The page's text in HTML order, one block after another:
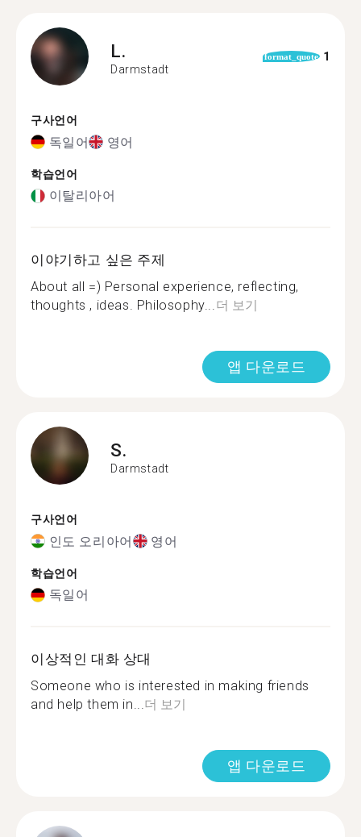
L.
Darmstadt
format_quote 1
구사언어
독일어 영어
학습언어
이탈리아어
이야기하고 싶은 주제
About all =) Personal experience, reflecting,
thoughts , ideas. Philosophy...더 보기
앱 다운로드
S.
Darmstadt
구사언어
인도 오리아어 영어
학습언어
독일어
이상적인 대화 상대
Someone who is interested in making friends
and help them in...더 보기
앱 다운로드